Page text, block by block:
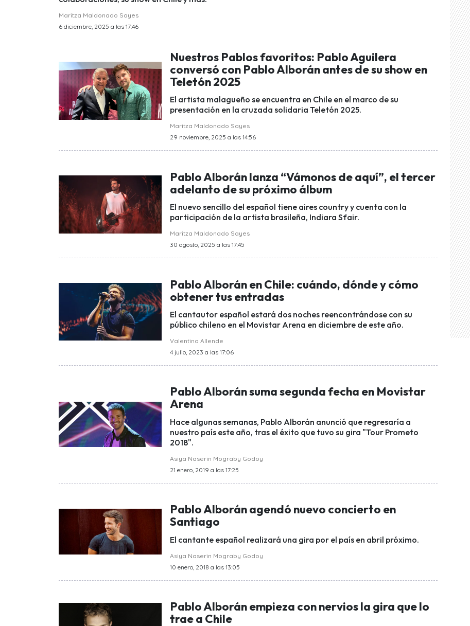
Maritza Maldonado Sayes
6 diciembre, 2025 a las 17:46
Nuestros Pablos favoritos: Pablo Aguilera
conversó con Pablo Alborán antes de su show en
Teletón 2025
El artista malagueño se encuentra en Chile en el marco de su
presentación en la cruzada solidaria Teletón 2025.
Maritza Maldonado Sayes
29 noviembre, 2025 a las 14:56
Pablo Alborán lanza “Vámonos de aquí”, el tercer
adelanto de su próximo álbum
El nuevo sencillo del español tiene aires country y cuenta con la
participación de la artista brasileña, Indiara Sfair.
Maritza Maldonado Sayes
30 agosto, 2025 a las 17:45
Pablo Alborán en Chile: cuándo, dónde y cómo
obtener tus entradas
El cantautor español estará dos noches reencontrándose con su
público chileno en el Movistar Arena en diciembre de este año.
Valentina Allende
4 julio, 2023 a las 17:06
Pablo Alborán suma segunda fecha en Movistar
Arena
Hace algunas semanas, Pablo Alborán anunció que regresaría a
nuestro país este año, tras el éxito que tuvo su gira "Tour Prometo
2018".
Asiya Naserin Mograby Godoy
21 enero, 2019 a las 17:25
Pablo Alborán agendó nuevo concierto en
Santiago
El cantante español realizará una gira por el país en abril próximo.
Asiya Naserin Mograby Godoy
10 enero, 2018 a las 13:05
Pablo Alborán empieza con nervios la gira que lo
trae a Chile